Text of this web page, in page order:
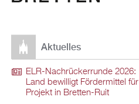
Aktuelles
ELR-Nachrückerrunde 2026:
Land bewilligt Fördermittel für
Projekt in Bretten-Ruit